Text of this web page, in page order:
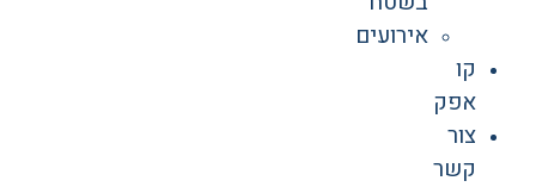
אירועים
קו
אפק
צור
קשר